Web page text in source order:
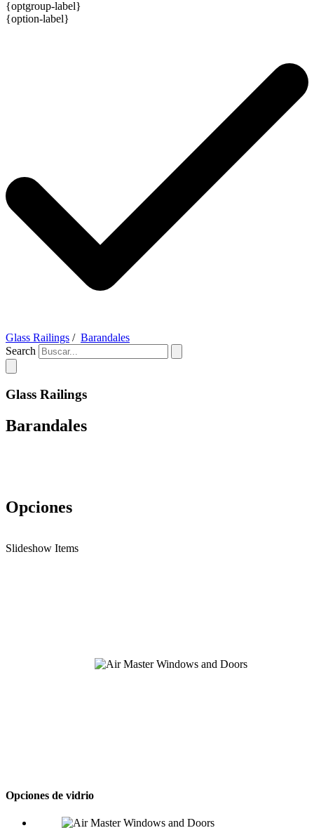
{optgroup-label}
{option-label}
Glass Railings / Barandales
Search
Glass Railings
Barandales
Opciones
Slideshow Items
Opciones de vidrio